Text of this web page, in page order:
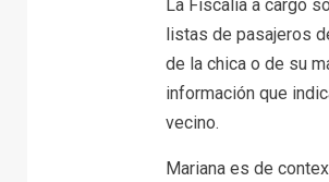
La Fiscalía a cargo
listas de pasajeros
de la chica o de su
información que
vecino.
Mariana es de